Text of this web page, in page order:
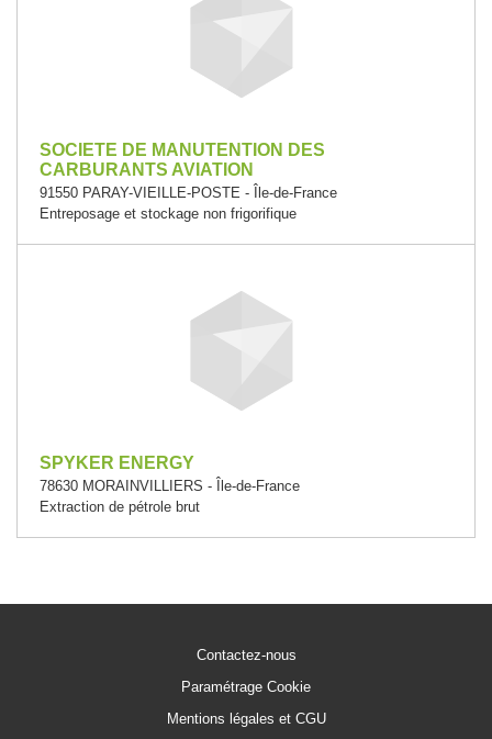
SOCIETE DE MANUTENTION DES
CARBURANTS AVIATION
91550 PARAY-VIEILLE-POSTE - Île-de-France
Entreposage et stockage non frigorifique
SPYKER ENERGY
78630 MORAINVILLIERS - Île-de-France
Extraction de pétrole brut
Contactez-nous
Paramétrage Cookie
Mentions légales et CGU